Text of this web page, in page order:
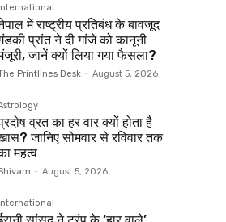
में राष्ट्रीय प्रतिबंध के बावजूद
प्रांत ने दी गांजे को कानूनी
जानें क्यों लिया गया फैसला?
Printlines Desk - August 5, 2026
व्रत का हर वार क्यों होता है
जानिए सोमवार से रविवार तक
महत्व
- August 5, 2026